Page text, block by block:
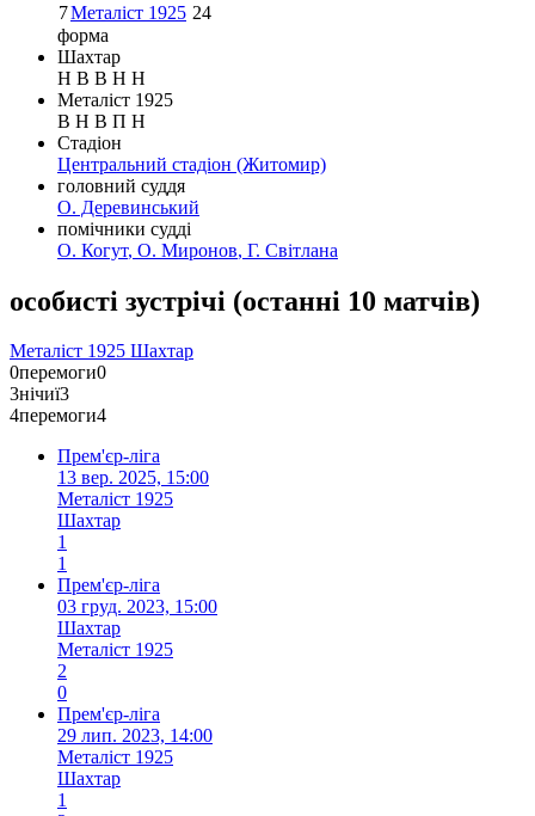
7Металіст 1925 24
форма
Шахтар
Н В В Н Н
Металіст 1925
В Н В П Н
Стадіон
Центральний стадіон (Житомир)
головний суддя
О. Деревинський
помічники судді
О. Когут, О. Миронов, Г. Світлана
особисті зустрічі (останні 10 матчів)
Металіст 1925 Шахтар
0перемоги0
3нічиї3
4перемоги4
Прем'єр-ліга
13 вер. 2025, 15:00
Металіст 1925
Шахтар
1
1
Прем'єр-ліга
03 груд. 2023, 15:00
Шахтар
Металіст 1925
2
0
Прем'єр-ліга
29 лип. 2023, 14:00
Металіст 1925
Шахтар
1